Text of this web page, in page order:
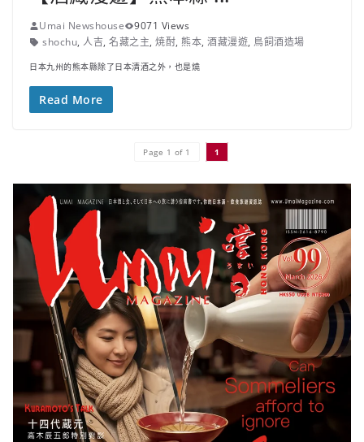
Umai Newshouse
9071 Views
shochu, 人吉, 名藏之主, 焼酎, 熊本, 酒藏漫遊, 鳥飼酒造場
日本九州的熊本縣除了日本清酒之外，也是燒
Read More
Page 1 of 1 1